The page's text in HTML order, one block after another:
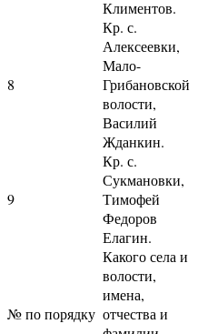
Климентов.
8
Кр. с.
Алексеевки,
Мало-
Грибановской
волости,
Василий
Жданкин.
9
Кр. с.
Сукмановки,
Тимофей
Федоров
Елагин.
№ по порядку
Какого села и
волости,
имена,
отчества и